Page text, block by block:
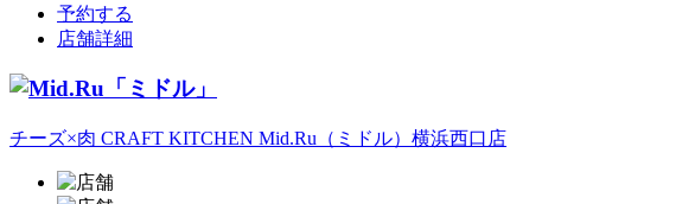
予約する
店舗詳細
チーズ×肉 CRAFT KITCHEN Mid.Ru（ミドル）横浜西口店